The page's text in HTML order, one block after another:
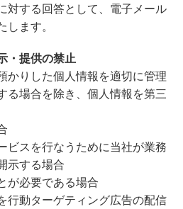
対する回答として、電子メール
ます。
・提供の禁止
かりした個人情報を適切に管理
る場合を除き、個人情報を第三
ビスを行なうために当社が業務
示する場合
が必要である場合
行動ターゲティング広告の配信